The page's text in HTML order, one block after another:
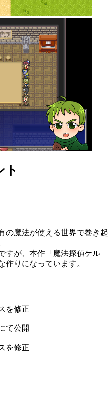
ト
の魔法が使える世界で巻き起
すが、本作「魔法探偵ケル
作りになっています。
を修正
て公開
を修正